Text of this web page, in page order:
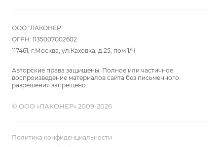
Вопрос-ответ
Реализованные проекты
Комплектуем шкаф-купе
Шкафы
Прихожие
Гостиные
Гардеробные
Детские
Кухни
Мебель в ванную
Распродажа
Двери и перегородки
ООО "ЛАКОНЕР"
ОГРН: 1135007002602
117461, г.Москва, ул.Каховка, д.25, пом 1/Ч
Авторские права защищены. Полное или частичное
воспроизведение материалов сайта без письменного
разрешения запрещено.
© ООО «ЛАКОНЕР» 2009-2026
Политика конфиденциальности